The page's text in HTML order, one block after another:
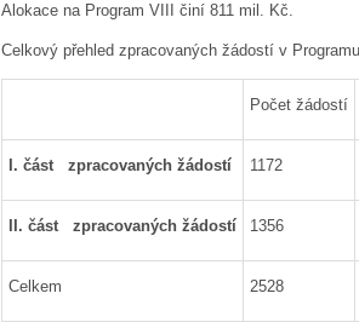
Alokace na Program VIII činí 811 mil. Kč.
Celkový přehled zpracovaných žádostí v
Počet žádostí
I. část zpracovaných žádostí 1172
II. část zpracovaných žádostí 1356
Celkem 2528